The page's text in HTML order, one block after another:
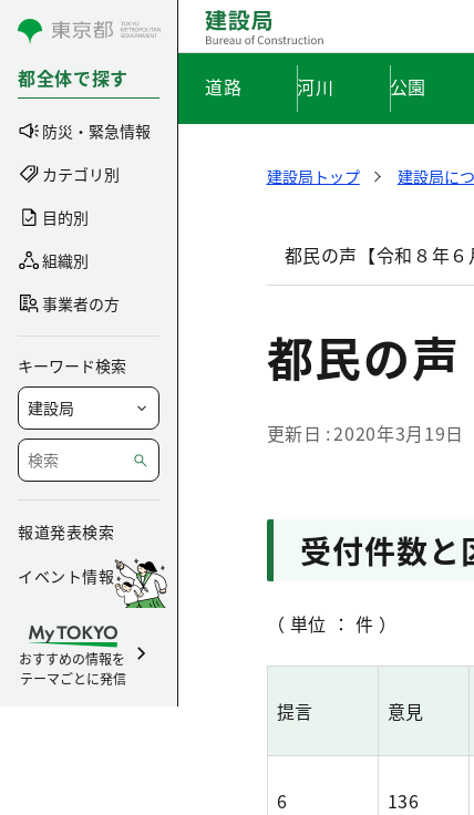
コンテンツにスキップ
都全体で探す
防災・緊急情報
カテゴリ別
目的別
組織別
事業者の方
キーワード検索
報道発表検索
イベント情報
おすすめの情報を
テーマごとに発信
道路 河川 公園
建設局トップ 建設局に
都民の声【令和８年６
都民の声
更新日 2020年3月19日
受付件数と
（ 単位 ： 件 ）
提言 意見
6 136